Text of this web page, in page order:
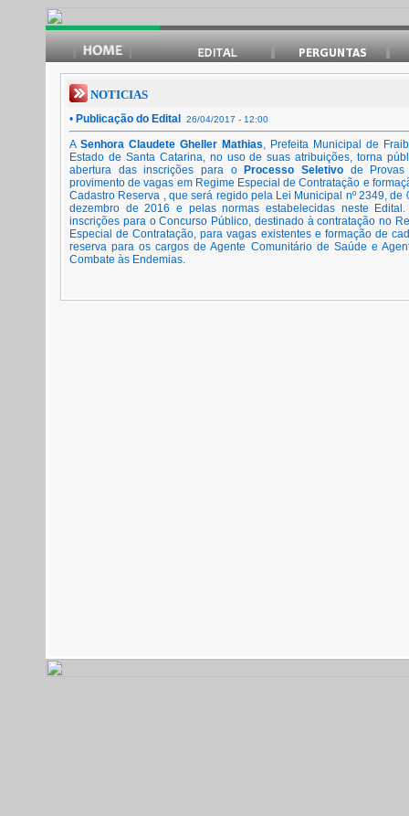
NOTICIAS
• Publicação do Edital 26/04/2017 - 12:00
A Senhora Claudete Gheller Mathias, Prefeita Municipal de
Estado de Santa Catarina, no uso de suas atribuições, torna
abertura das inscrições para o
Processo Seletivo de Provas
provimento de vagas em Regime Especial de Contratação e
Cadastro Reserva , que será regido pela Lei Municipal nº 2349, de
dezembro de 2016 e pelas normas estabelecidas neste Edital.
inscrições para o Concurso Público, destinado à contratação no
Especial de Contratação, para vagas existentes e formação de
reserva para os cargos de Agente Comunitário de Saúde e
Combate às Endemias.